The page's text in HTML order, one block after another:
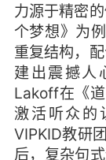
力源于精密
个梦想》为
重复结构，
建出震撼人
Lakoff在《
激活听众的
VIPKID教研
后，复杂句